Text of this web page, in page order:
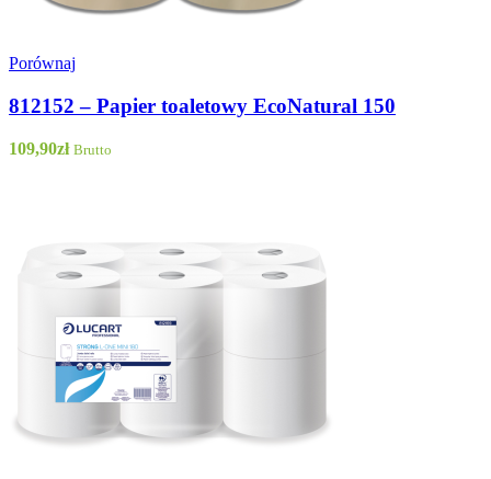
Porównaj
812152 – Papier toaletowy EcoNatural 150
109,90zł Brutto